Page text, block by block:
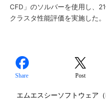
CFD」のソルバーを使用し、
クラスタ性能評価を実施した。
Share Post
エムエスシーソフトウェア（